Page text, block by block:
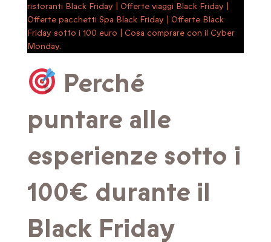
ristoranti Black Friday
Offerte viaggi Black Friday
Offerte pacchetti Spa Black Friday
Offerte Black
Friday sotto i 100 euro
Cosa comprare con il Cyber
Monday.
Perché
puntare alle
esperienze sotto i
100€ durante il
Black Friday